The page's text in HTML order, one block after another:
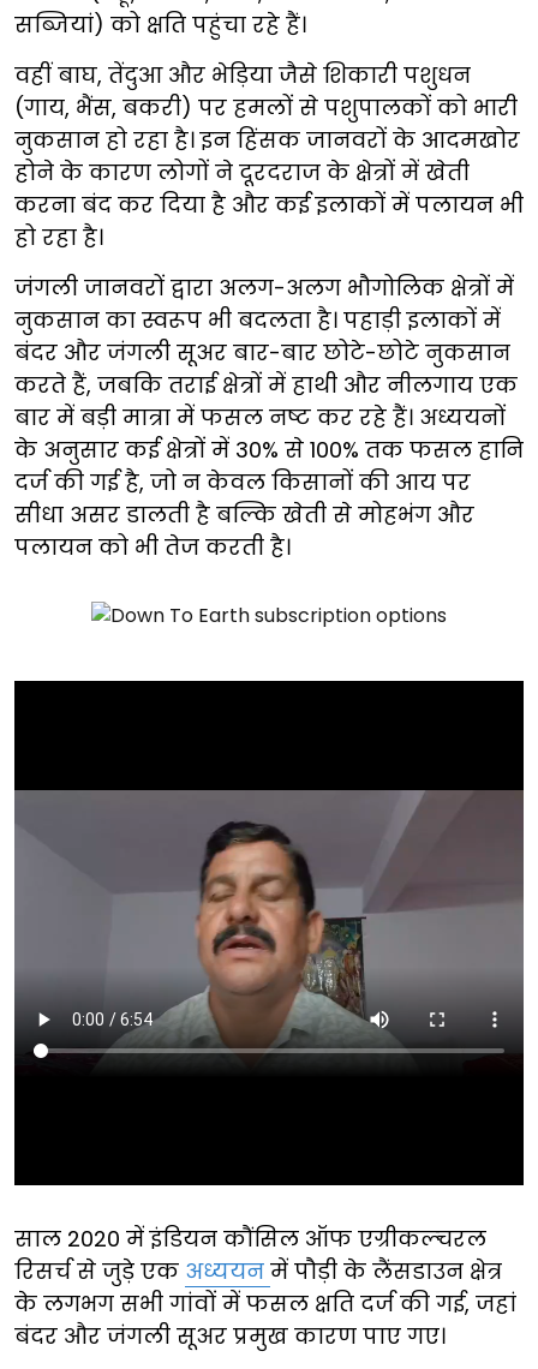
सब्जियां) को क्षति पहुंचा रहे हैं।
वहीं बाघ, तेंदुआ और भेड़िया जैसे शिकारी पशुधन
(गाय, भैंस, बकरी) पर हमलों से पशुपालकों को भारी
नुकसान हो रहा है। इन हिंसक जानवरों के आदमखोर
होने के कारण लोगों ने दूरदराज के क्षेत्रों में खेती
करना बंद कर दिया है और कई इलाकों में पलायन भी
हो रहा है।
जंगली जानवरों द्वारा अलग-अलग भौगोलिक क्षेत्रों में
नुकसान का स्वरूप भी बदलता है। पहाड़ी इलाकों में
बंदर और जंगली सूअर बार-बार छोटे-छोटे नुकसान
करते हैं, जबकि तराई क्षेत्रों में हाथी और नीलगाय एक
बार में बड़ी मात्रा में फसल नष्ट कर रहे हैं। अध्ययनों
के अनुसार कई क्षेत्रों में 30% से 100% तक फसल हानि
दर्ज की गई है, जो न केवल किसानों की आय पर
सीधा असर डालती है बल्कि खेती से मोहभंग और
पलायन को भी तेज करती है।
साल 2020 में इंडियन कौंसिल ऑफ एग्रीकल्चरल
रिसर्च से जुड़े एक अध्ययन में पौड़ी के लैंसडाउन क्षेत्र
के लगभग सभी गांवों में फसल क्षति दर्ज की गई, जहां
बंदर और जंगली सूअर प्रमुख कारण पाए गए।